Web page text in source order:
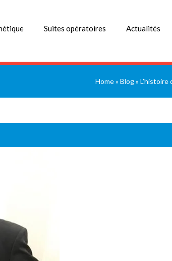
Suites opératoires Actualités
Home» Blog»